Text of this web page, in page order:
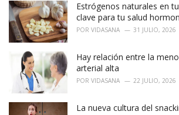
s
Estrógenos naturales en
clave para tu salud
POR VIDASANA 31 JULIO, 2026
Hay relación entre la
arterial alta
POR VIDASANA 22 JULIO, 2026
La nueva cultura del